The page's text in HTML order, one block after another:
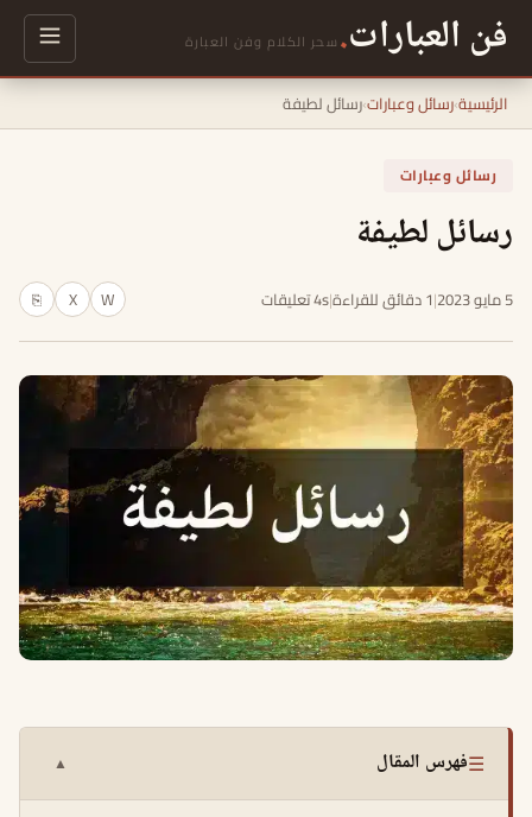
فن العبارات. سحر الكلام وفن العبارة
الرئيسية›رسائل وعبارات›رسائل لطيفة
رسائل وعبارات
رسائل لطيفة
5 مايو 2023 |1 دقائق للقراءة |4s تعليقات W
X
⎘
☰فهرس المقال ▲